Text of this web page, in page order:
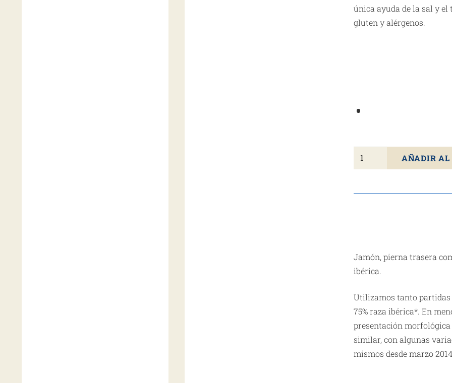
única ayuda de la sal y
gluten y alérgenos.
Jamón
De
De
GABRIEL
CASTAÑO
Mayores
(HUELVA)
7,5kg
cantidad
AÑADIR AL
Jamón, pierna trasera
ibérica.
Utilizamos tanto partidas
75% raza ibérica*. En
presentación
similar, con algunas
mismos desde marzo